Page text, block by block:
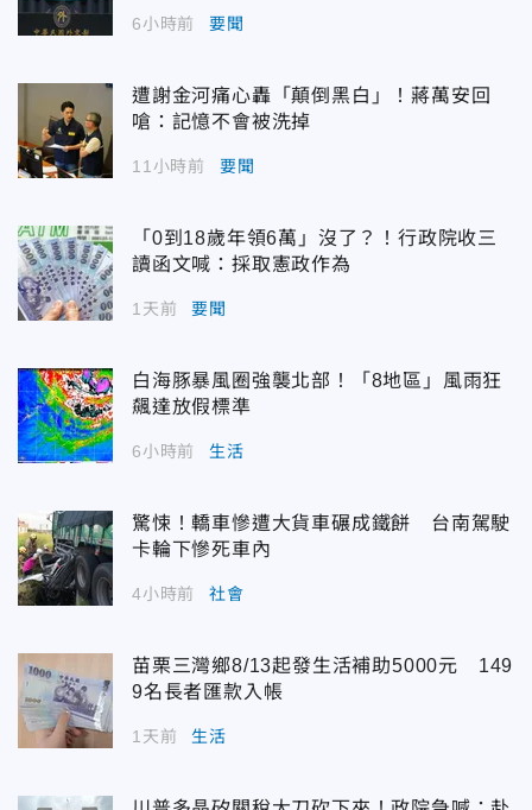
6小時前 要聞
遭謝金河痛心轟「顛倒黑白」！蔣萬安回
嗆：記憶不會被洗掉
11小時前 要聞
「0到18歲年領6萬」沒了？！行政院收三
讀函文喊：採取憲政作為
1天前 要聞
白海豚暴風圈強襲北部！「8地區」風雨狂
飆達放假標準
6小時前 生活
驚悚！轎車慘遭大貨車碾成鐵餅 台南駕駛
卡輪下慘死車內
4小時前 社會
苗栗三灣鄉8/13起發生活補助5000元 149
9名長者匯款入帳
1天前 生活